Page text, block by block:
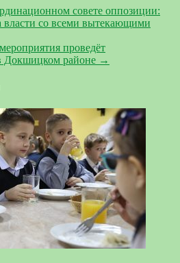
совете оппозиции:
власти со всеми вытекающими
проведёт
Докшицком районе →